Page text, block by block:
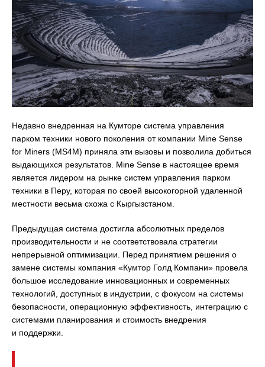
Недавно внедренная на Кумторе система управления
парком техники нового поколения от компании Mine Sense
for Miners (MS4M) приняла эти вызовы и позволила добиться
выдающихся результатов. Mine Sense в настоящее время
является лидером на рынке систем управления парком
техники в Перу, которая по своей высокогорной удаленной
местности весьма схожа с Кыргызстаном.
Предыдущая система достигла абсолютных пределов
производительности и не соответствовала стратегии
непрерывной оптимизации. Перед принятием решения о
замене системы компания «Кумтор Голд Компани» провела
большое исследование инновационных и современных
технологий, доступных в индустрии, с фокусом на системы
безопасности, операционную эффективность, интеграцию с
системами планирования и стоимость внедрения
и поддержки.